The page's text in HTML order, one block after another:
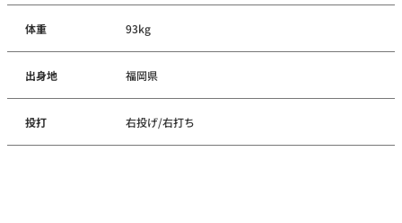
体重 93kg
出身地 福岡県
投打 右投げ/右打ち